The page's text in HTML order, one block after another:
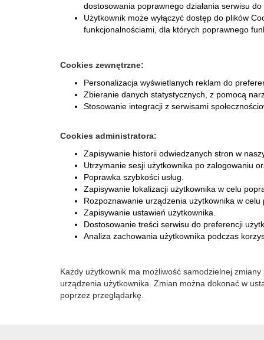
dostosowania poprawnego działania serwisu
Użytkownik może wyłączyć dostęp do plików
funkcjonalnościami, dla których poprawnego
Cookies zewnętrzne:
Personalizacja wyświetlanych reklam do
Zbieranie danych statystycznych, z pomocą
Stosowanie integracji z serwisami
Cookies administratora:
Zapisywanie historii odwiedzanych stron w
Utrzymanie sesji użytkownika po zalogowaniu
Poprawka szybkości usług.
Zapisywanie lokalizacji użytkownika w celu
Rozpoznawanie urządzenia użytkownika w
Zapisywanie ustawień użytkownika.
Dostosowanie treści serwisu do preferencji
Analiza zachowania użytkownika podczas
Każdy użytkownik ma możliwość samodzielnej
urządzenia użytkownika. Zmian można dokonać w
poprzez przeglądarkę.